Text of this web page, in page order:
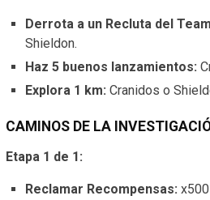
Derrota a un Recluta del
Shieldon.
Haz 5 buenos lanzamientos:
Explora 1 km: Cranidos o
CAMINOS DE LA
Etapa 1 de 1:
Reclamar Recompensas: